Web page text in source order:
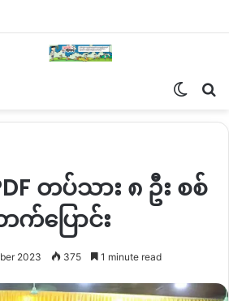
တပ်သား ၈ ဦး စစ်
ပြောင်း
2023 375 1 minute read